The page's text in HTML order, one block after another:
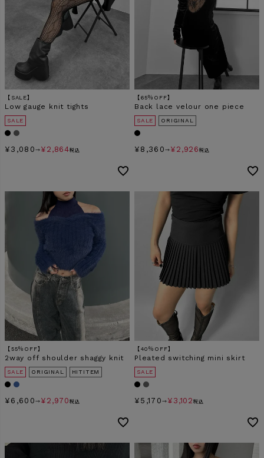
【SALE】
Low gauge knit tights
SALE
¥ 3,080 → ¥ 2,864税込
【65％OFF】
Back lace velour one piece
SALE ORIGINAL
¥ 8,360 → ¥ 2,926 税込
【55％OFF】
2way off shoulder shaggy knit
SALE ORIGINAL HITITEM
¥ 6,600 → ¥ 2,970 税込
【40％OFF】
Pleated switching mini skirt
SALE
¥ 5,170 → ¥ 3,102 税込